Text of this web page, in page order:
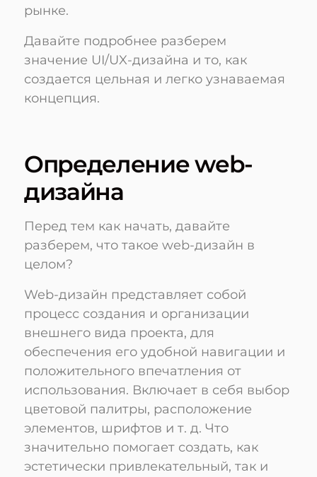
рынке.
Давайте подробнее разберем
значение UI/UX-дизайна и то, как
создается цельная и легко узнаваемая
концепция.
Определение web-
дизайна
Перед тем как начать, давайте
разберем, что такое web-дизайн в
целом?
Web-дизайн представляет собой
процесс создания и организации
внешнего вида проекта, для
обеспечения его удобной навигации и
положительного впечатления от
использования. Включает в себя выбор
цветовой палитры, расположение
элементов, шрифтов и т. д. Что
значительно помогает создать, как
эстетически привлекательный, так и